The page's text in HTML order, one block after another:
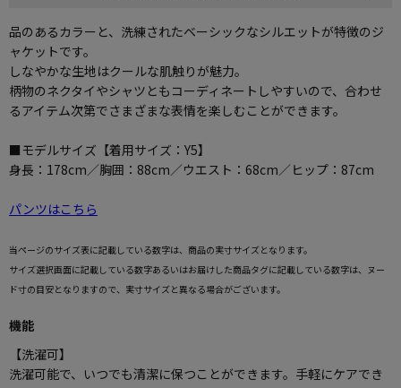
品のあるカラーと、洗練されたベーシックなシルエットが特徴のジ
ャケットです。
しなやかな生地はクールな肌触りが魅力。
柄物のネクタイやシャツともコーディネートしやすいので、合わせ
るアイテム次第でさまざまな表情を楽しむことができます。
■モデルサイズ【着用サイズ：Y5】
身長：178cm／胸囲：88cm／ウエスト：68cm／ヒップ：87cm
パンツはこちら
当ページのサイズ表に記載している数字は、商品の実寸サイズとなります。
サイズ選択画面に記載している数字あるいはお届けした商品タグに記載している数字は、ヌー
ド寸の目安となりますので、実寸サイズと異なる場合がございます。
機能
【洗濯可】
洗濯可能で、いつでも清潔に保つことができます。手軽にケアでき